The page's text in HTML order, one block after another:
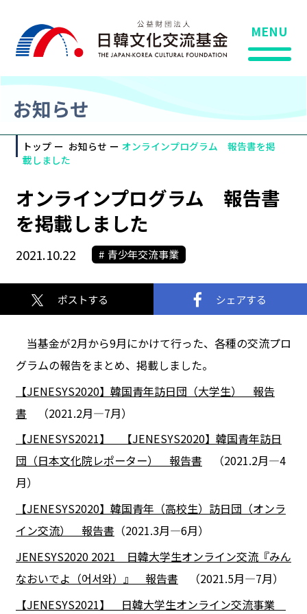
MENU
お知らせ
トップ お知らせ
オンラインプログラム 報告書を掲
載しました
オンラインプログラム 報告書
を掲載しました
2021.10.22 青少年交流事業
当基金が2月から9月にかけて行った、各種の交流プロ
グラムの報告をまとめ、掲載しました。
【JENESYS2020】韓国青年訪日団（大学生） 報告
書 （2021.2月―7月）
【JENESYS2021】 【JENESYS2020】韓国青年訪日
団（日本文化院レポーター） 報告書 （2021.2月—4
月）
【JENESYS2020】韓国青年（高校生）訪日団（オンラ
イン交流） 報告書 （2021.3月—6月）
JENESYS2020 2021 日韓大学生オンライン交流『みん
なおいでよ（어서와）』 報告書 （2021.5月―7月）
【JENESYS2021】 日韓大学生オンライン交流事業